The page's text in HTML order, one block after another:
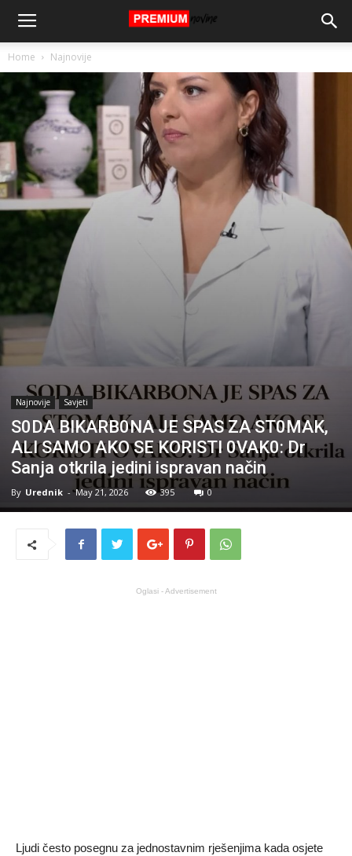
Home Najnovije
Najnovije Savjeti
S0DA BIKARB0NA JE SPAS ZA ST0MAK,
ALI SAMO AKO SE KORISTI 0VAK0: Dr
Sanja otkrila jedini ispravan način
By Urednik - May 21, 2026 395 0
Oglasi - Advertisement
Ljudi često posegnu za jednostavnim rješenjima kada osjete